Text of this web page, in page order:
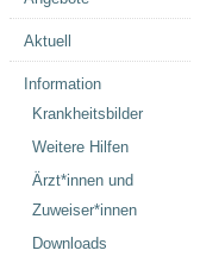
Aktuell
Information
Krankheitsbilder
Weitere Hilfen
Ärzt*innen und
Zuweiser*innen
Downloads